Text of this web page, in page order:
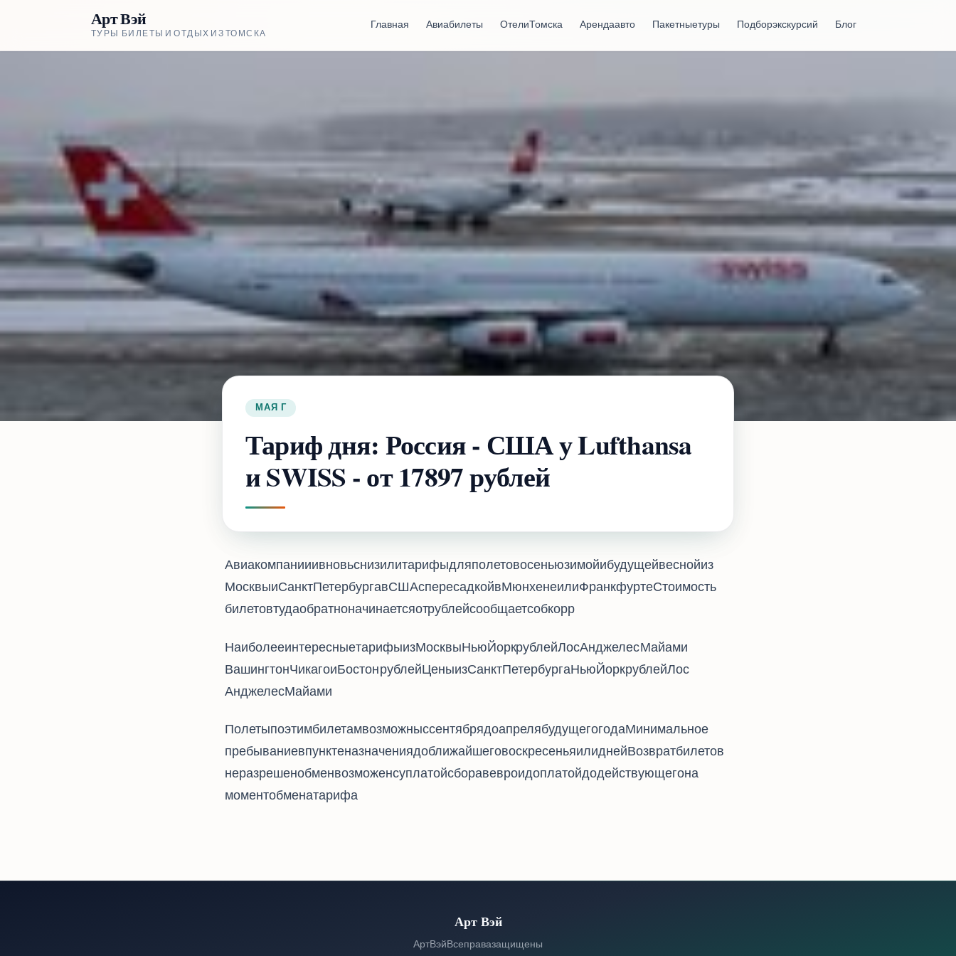
Арт Вэй
ТУРЫ, БИЛЕТЫ И ОТДЫХ ИЗ ТОМСКА
Главная Авиабилеты Отели Томска Аренда авто Пакетные туры Подбор экскурсий Блог
23 МАЯ 2017 Г.
Тариф дня: Россия - США у Lufthansa
и SWISS - от 17897 рублей
Авиакомпании Lufthansa и SWISS вновь снизили тарифы для полетов осенью, зимой и будущей весной из
Москвы и Санкт-Петербурга в США с пересадкой в Мюнхене или Франкфурте. Стоимость
билетов туда-обратно начинается от 17897 рублей, сообщает соб.корр. Travel.ru.
Наиболее интересные тарифы из Москвы: Нью-Йорк - 17897 рублей, Лос-Анджелес - 24710, Майами - 23947,
Вашингтон - 23430, Чикаго и Бостон - 27977 рублей. Цены из Санкт-Петербурга: Нью-Йорк - 18630 рублей, Лос-
Анджелес - 22044, Майами - 24912.
Полеты по этим билетам возможны с сентября до 30 апреля будущего года. Минимальное
пребывание в пункте назначения - до ближайшего воскресенья или 6 дней. Возврат билетов
не разрешен, обмен возможен с уплатой сбора в 130 евро и доплатой до действующего на
момент обмена тарифа.
Арт Вэй
© 2026 Арт Вэй. Все права защищены.